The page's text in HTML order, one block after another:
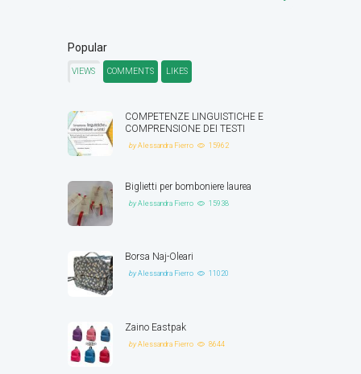
Popular
VIEWS COMMENTS LIKES
COMPETENZE LINGUISTICHE E
COMPRENSIONE DEI TESTI
byAlessandra Fierro 15962
Biglietti per bomboniere laurea
byAlessandra Fierro 15938
Borsa Naj-Oleari
byAlessandra Fierro 11020
Zaino Eastpak
byAlessandra Fierro 8644